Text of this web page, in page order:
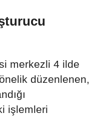
merkezli 4 ilde
düzenlenen,
işlemleri